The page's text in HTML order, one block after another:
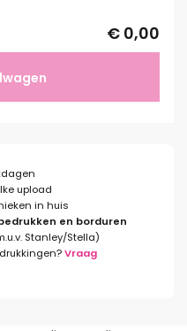
€ 0,00
upload
in huis
en borduren
Stanley/Stella)
Vraag